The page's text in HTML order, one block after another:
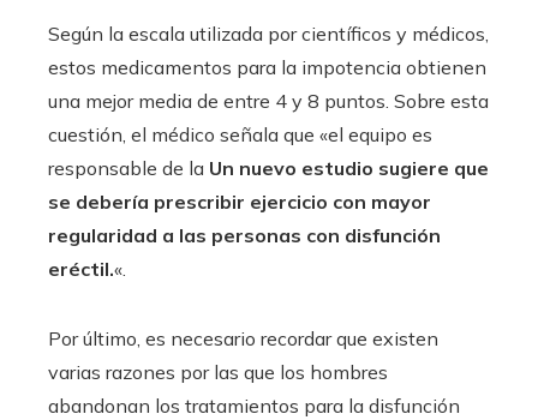
Según la escala utilizada por científicos y médicos,
estos medicamentos para la impotencia obtienen
una mejor media de entre 4 y 8 puntos. Sobre esta
cuestión, el médico señala que «el equipo es
responsable de la Un nuevo estudio sugiere que
se debería prescribir ejercicio con mayor
regularidad a las personas con disfunción
eréctil.«.
Por último, es necesario recordar que existen
varias razones por las que los hombres
abandonan los tratamientos para la disfunción